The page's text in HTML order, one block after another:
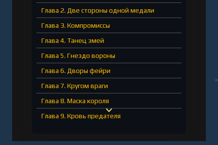
Глава 2. Две стороны одной медали
Глава 3. Компромиссы
Глава 4. Танец змей
Глава 5. Гнездо вороны
Глава 6. Дворы фейри
Глава 7. Кругом враги
Глава 8. Маска короля
Глава 9. Кровь предателя